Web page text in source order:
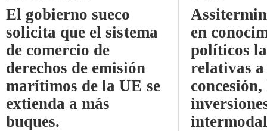
El gobierno sueco
solicita que el sistema
de comercio de
derechos de emisión
marítimos de la UE se
extienda a más
buques.
en
políticos
relativas a
concesión,